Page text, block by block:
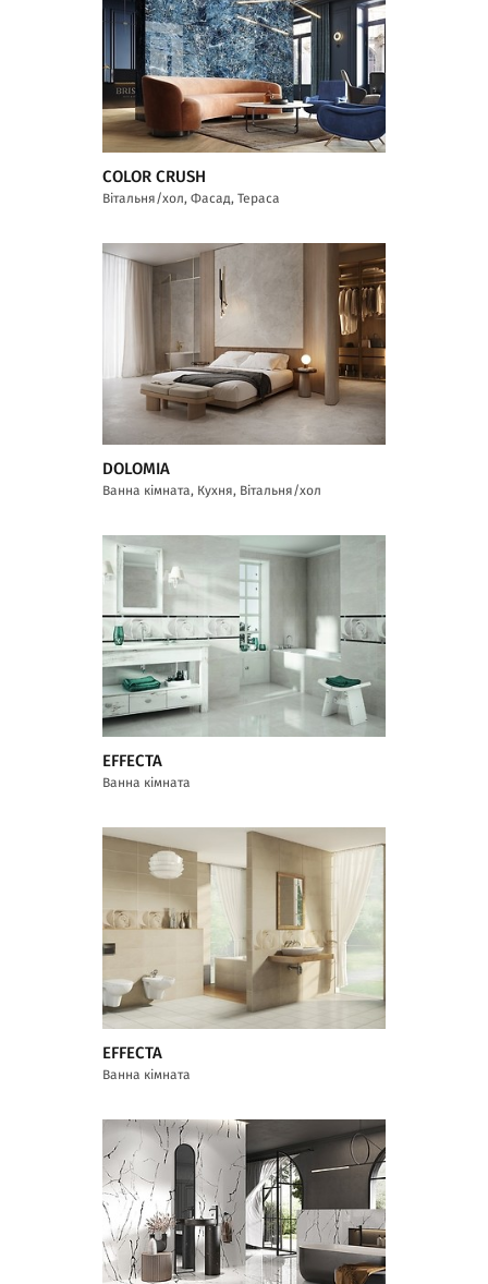
COLOR CRUSH
Вітальня/хол, Фасад, Тераса
DOLOMIA
Ванна кімната, Кухня, Вітальня/хол
EFFECTA
Ванна кімната
EFFECTA
Ванна кімната